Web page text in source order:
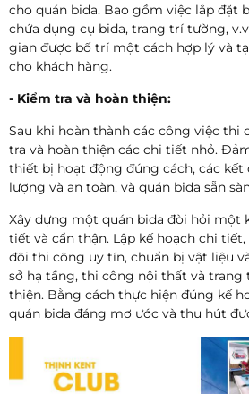
cho quán bida. Bao gồm việc lắp đặt
chứa dụng cụ bida, trang trí tường,
gian được bố trí một cách hợp lý và
cho khách hàng.
- Kiểm tra và hoàn thiện:
Sau khi hoàn thành các công việc thi
tra và hoàn thiện các chi tiết nhỏ.
thiết bị hoạt động đúng cách, các kết
lượng và an toàn, và quán bida sẵn
Xây dựng một quán bida đòi hỏi một
tiết và cẩn thận. Lập kế hoạch chi
đội thi công uy tín, chuẩn bị vật liệu
sở hạ tầng, thi công nội thất và trang
thiện. Bằng cách thực hiện đúng kế
quán bida đáng mơ ước và thu hút